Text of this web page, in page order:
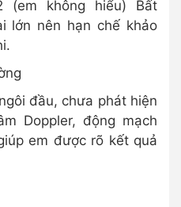
không hiểu) Bất
lớn nên hạn chế khảo
đầu, chưa phát hiện
Doppler, động mạch
em được rõ kết quả